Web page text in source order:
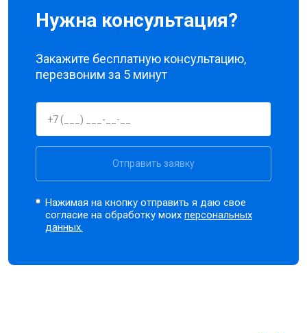
Нужна консультация?
Закажите бесплатную консультацию,
перезвоним за 5 минут
Отправить заявку
Нажимая на кнопку отправить я даю свое
согласие на обработку моихперсональных
данных.